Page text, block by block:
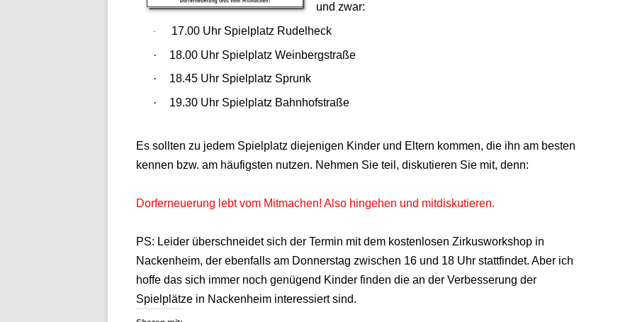
und zwar:
·
17.00 Uhr Spielplatz Rudelheck
·
18.00 Uhr Spielplatz Weinbergstraße
·
18.45 Uhr Spielplatz Sprunk
·
19.30 Uhr Spielplatz Bahnhofstraße
Es sollten zu jedem Spielplatz diejenigen Kinder und Eltern kommen, die ihn am besten
kennen bzw. am häufigsten nutzen. Nehmen Sie teil, diskutieren Sie mit, denn:
Dorferneuerung lebt vom Mitmachen! Also hingehen und mitdiskutieren.
PS: Leider überschneidet sich der Termin mit dem kostenlosen Zirkusworkshop in
Nackenheim, der ebenfalls am Donnerstag zwischen 16 und 18 Uhr stattfindet. Aber ich
hoffe das sich immer noch genügend Kinder finden die an der Verbesserung der
Spielplätze in Nackenheim interessiert sind.